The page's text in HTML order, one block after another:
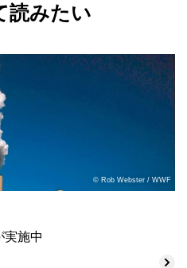
読みたい
© Rob Webster / WWF
実施中